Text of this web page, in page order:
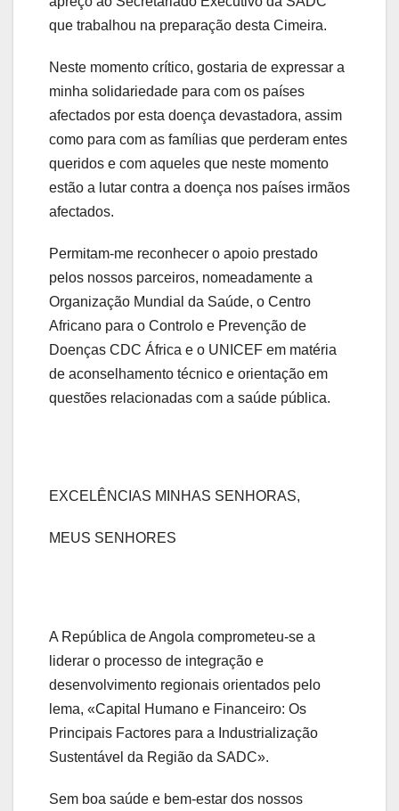
que trabalhou na preparação desta Cimeira.
Neste momento crítico, gostaria de expressar a
minha solidariedade para com os países
afectados por esta doença devastadora, assim
como para com as famílias que perderam entes
queridos e com aqueles que neste momento
estão a lutar contra a doença nos países irmãos
afectados.
Permitam-me reconhecer o apoio prestado
pelos nossos parceiros, nomeadamente a
Organização Mundial da Saúde, o Centro
Africano para o Controlo e Prevenção de
Doenças CDC África e o UNICEF em matéria
de aconselhamento técnico e orientação em
questões relacionadas com a saúde pública.
EXCELÊNCIAS MINHAS SENHORAS,
MEUS SENHORES
A República de Angola comprometeu-se a
liderar o processo de integração e
desenvolvimento regionais orientados pelo
lema, «Capital Humano e Financeiro: Os
Principais Factores para a Industrialização
Sustentável da Região da SADC».
Sem boa saúde e bem-estar dos nossos